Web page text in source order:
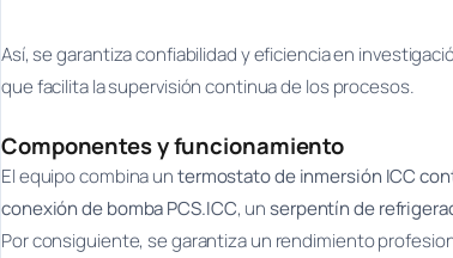
Así, se garantiza confiabilidad y eficiencia en
que facilita la supervisión continua de los procesos.
Componentes y funcionamiento
El equipo combina untermostato de inmersión ICC
conexión de bomba PCS.ICC, unserpentín de
Por consiguiente, se garantiza un rendimiento